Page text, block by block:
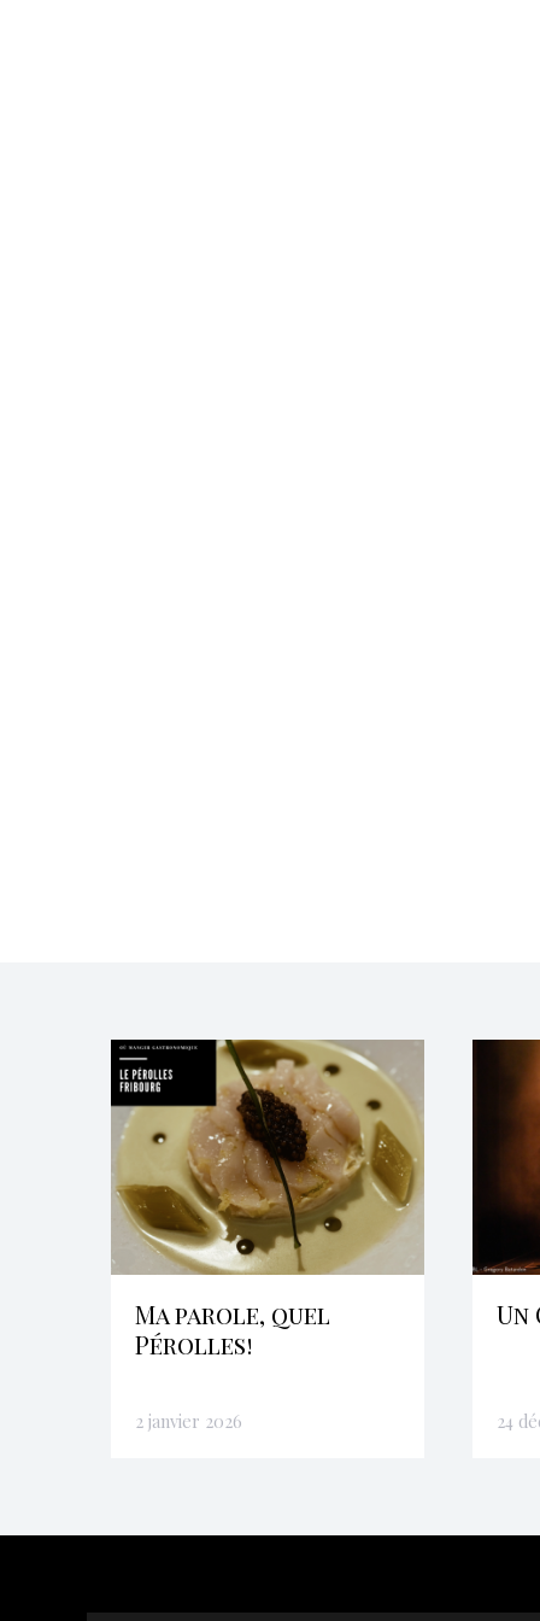
Ma parole, quel
Pérolles!
2 janvier 2026
Un
24